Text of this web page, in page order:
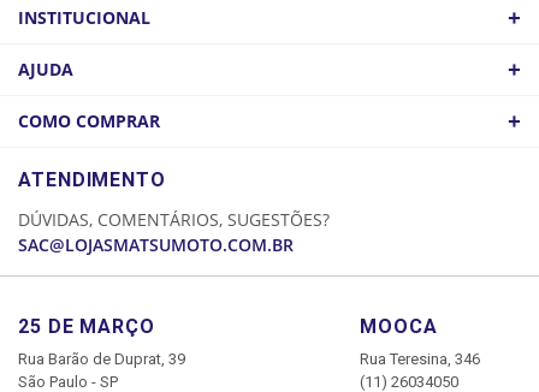
INSTITUCIONAL +
COMO CHEGAR
AJUDA +
COMO COMPRAR +
CADASTRE-SE
MINHA CONTA
MEUS PEDIDOS
ATENDIMENTO
DÚVIDAS, COMENTÁRIOS, SUGESTÕES?
SAC@LOJASMATSUMOTO.COM.BR
25 DE MARÇO
Rua Barão de Duprat, 39
São Paulo - SP
MOOCA
Rua Teresina, 346
(11) 26034050